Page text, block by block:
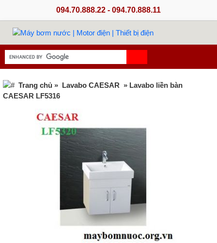
094.70.888.22 - 094.70.888.11
Trang chủ » Lavabo CAESAR » Lavabo liền bàn
CAESAR LF5316